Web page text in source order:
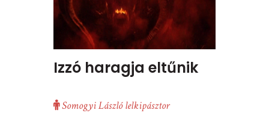
Izzó haragja eltűnik
Somogyi László lelkipásztor